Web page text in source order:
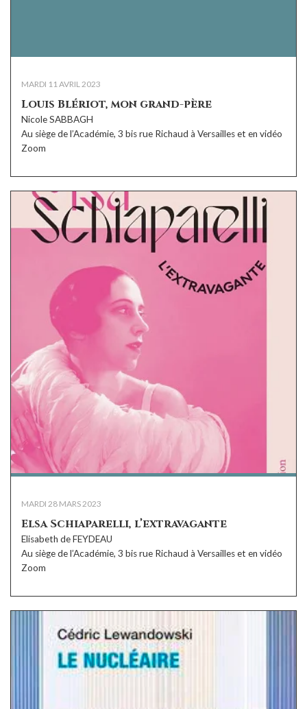
MARDI 11 AVRIL 2023
Louis Blériot, mon grand-père
Nicole SABBAGH
Au siège de l’Académie, 3 bis rue Richaud à Versailles et en vidéo
Zoom
MARDI 28 MARS 2023
Elsa Schiaparelli, l’extravagante
Elisabeth de FEYDEAU
Au siège de l’Académie, 3 bis rue Richaud à Versailles et en vidéo
Zoom